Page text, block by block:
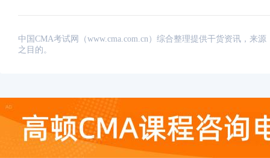
中国CMA考试网（www.cma.com.cn）综合整理提供干货资讯，来
之目的。